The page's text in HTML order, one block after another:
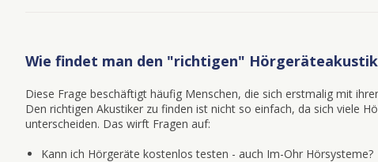
Wie findet man den "richtigen"
Diese Frage beschäftigt häufig Menschen, die sich erstmalig mit
Den richtigen Akustiker zu finden ist nicht so einfach, da sich viele
unterscheiden. Das wirft Fragen auf:
Kann ich Hörgeräte kostenlos testen - auch Im-Ohr Hörsysteme?